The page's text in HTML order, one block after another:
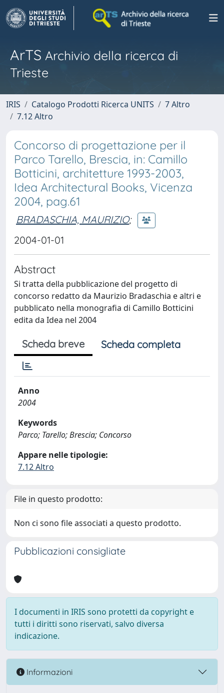
ArTS Archivio della ricerca di
Trieste
IRIS Catalogo Prodotti Ricerca UNITS
7 Altro
7.12 Altro
Concorso di progettazione per il
Parco Tarello, Brescia, in: Camillo
Botticini, architetture 1993-2003,
Idea Architectural Books, Vicenza
2004, pag.61
BRADASCHIA, MAURIZIO;
2004-01-01
Abstract
Si tratta della pubblicazione del progetto di
concorso redatto da Maurizio Bradaschia e altri e
pubblicato nella monografia di Camillo Botticini
edita da Idea nel 2004
Scheda breve Scheda completa
Anno
2004
Keywords
Parco; Tarello; Brescia; Concorso
Appare nelle tipologie:
7.12 Altro
File in questo prodotto:
Non ci sono file associati a questo prodotto.
Pubblicazioni consigliate
I documenti in IRIS sono protetti da copyright e
tutti i diritti sono riservati, salvo diversa
indicazione.
Informazioni